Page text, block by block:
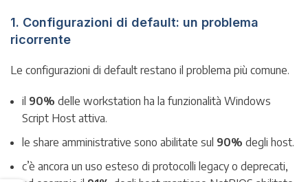
1. Configurazioni di default: un problema
ricorrente
Le configurazioni di default restano il problema più comune.
il 90% delle workstation ha la funzionalità Windows
Script Host attiva.
le share amministrative sono abilitate sul 90% degli host.
c’è ancora un uso esteso di protocolli legacy o deprecati,